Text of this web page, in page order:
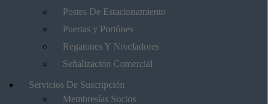
Postes De Estacionamiento
Puertas y Portónes
Regatones Y Niveladores
Señalización Comercial
Servicios De Suscripción
Membresías Socios